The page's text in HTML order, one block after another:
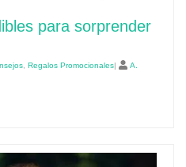
para sorprender
Regalos Promocionales|
A.